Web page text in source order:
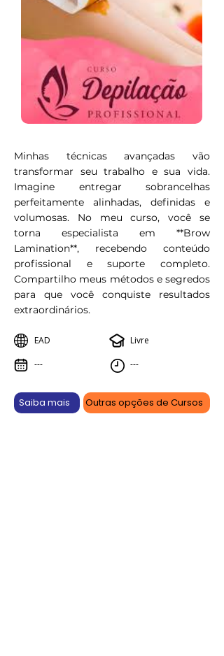
Minhas técnicas avançadas vão
transformar seu trabalho e sua vida.
Imagine entregar sobrancelhas
perfeitamente alinhadas, definidas e
volumosas. No meu curso, você se
torna especialista em **Brow
Lamination**, recebendo conteúdo
profissional e suporte completo.
Compartilho meus métodos e segredos
para que você conquiste resultados
extraordinários.
EAD
---
Livre
---
Saiba mais Outras opções de Cursos